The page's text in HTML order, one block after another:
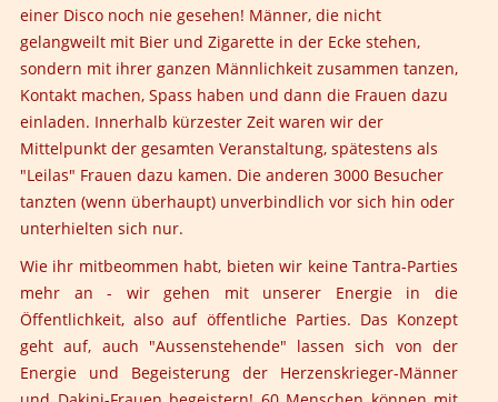
einer Disco noch nie gesehen! Männer, die nicht
gelangweilt mit Bier und Zigarette in der Ecke stehen,
sondern mit ihrer ganzen Männlichkeit zusammen tanzen,
Kontakt machen, Spass haben und dann die Frauen dazu
einladen. Innerhalb kürzester Zeit waren wir der
Mittelpunkt der gesamten Veranstaltung, spätestens als
"Leilas" Frauen dazu kamen. Die anderen 3000 Besucher
tanzten (wenn überhaupt) unverbindlich vor sich hin oder
unterhielten sich nur.
Wie ihr mitbeommen habt, bieten wir keine Tantra-Parties
mehr an - wir gehen mit unserer Energie in die
Öffentlichkeit, also auf öffentliche Parties. Das Konzept
geht auf, auch "Aussenstehende" lassen sich von der
Energie und Begeisterung der Herzenskrieger-Männer